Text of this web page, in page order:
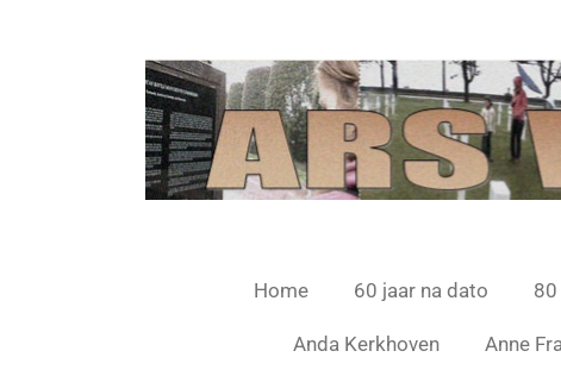
Home 60 jaar na dato
Anda Kerkhoven Anne